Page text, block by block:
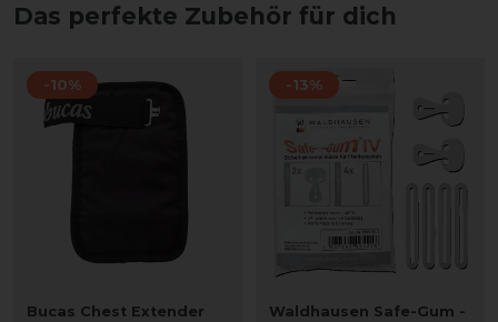
Das perfekte Zubehör für dich
-10%
Bucas Chest Extender
-13%
Waldhausen Safe-Gum -